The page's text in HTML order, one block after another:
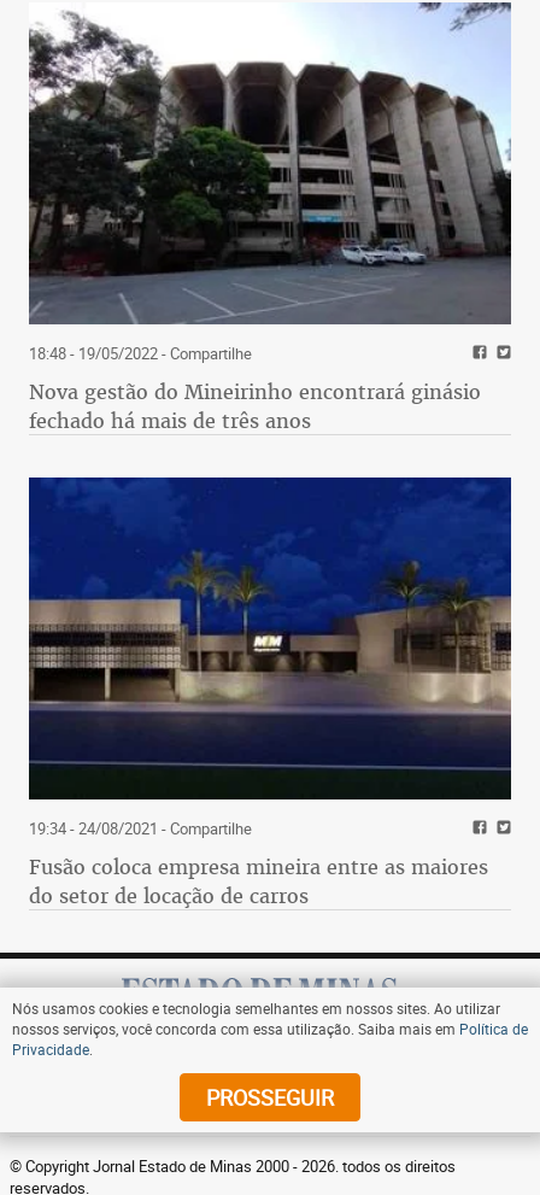
18:48 - 19/05/2022- Compartilhe
Nova gestão do Mineirinho encontrará ginásio
fechado há mais de três anos
19:34 - 24/08/2021 - Compartilhe
Fusão coloca empresa mineira entre as maiores
do setor de locação de carros
Assine
© Copyright Jornal Estado de Minas 2000 - 2026. todos os direitos
reservados.
Nós usamos cookies e tecnologia semelhantes em nossos sites. Ao utilizar
nossos serviços, você concorda com essa utilização. Saiba mais em Política de
Privacidade
PROSSEGUIR